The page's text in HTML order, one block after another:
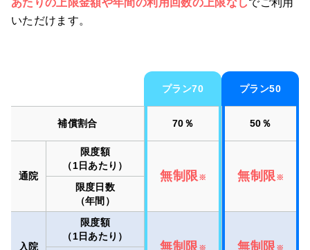
いただけます。
プラン70 プラン50
補償割合 70％ 50％
通院
限度額
（1日あたり）
無制限 ※ 無制限 ※
限度日数
（年間）
入院
限度額
（1日あたり）
無制限 ※ 無制限 ※